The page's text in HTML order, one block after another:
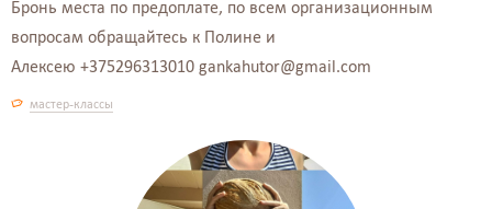
Бронь места по предоплате, по всем организационным
вопросам обращайтесь к Полине и
Алексею +375296313010 gankahutor@gmail.com
мастер-классы